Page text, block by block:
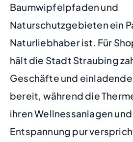
Baumwipfelpfaden und
Naturschutzgebieten ein
Naturliebhaber ist. Für
hält die Stadt Straubing
Geschäfte und
bereit, während die
ihren Wellnessanlagen
Entspannung pur